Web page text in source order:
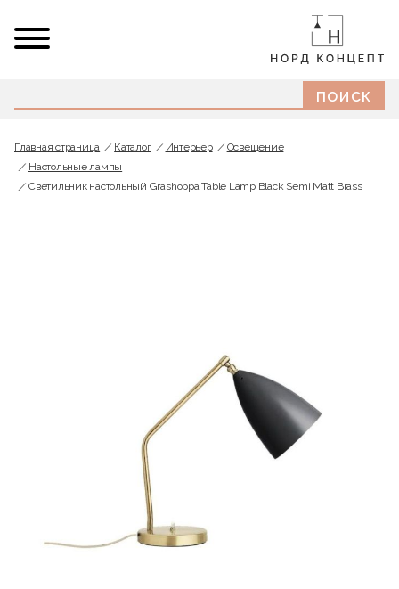
Главная страница Каталог Интерьер
Освещение
Настольные лампы
Светильник настольный Grashoppa Table Lamp Black Semi Matt Brass